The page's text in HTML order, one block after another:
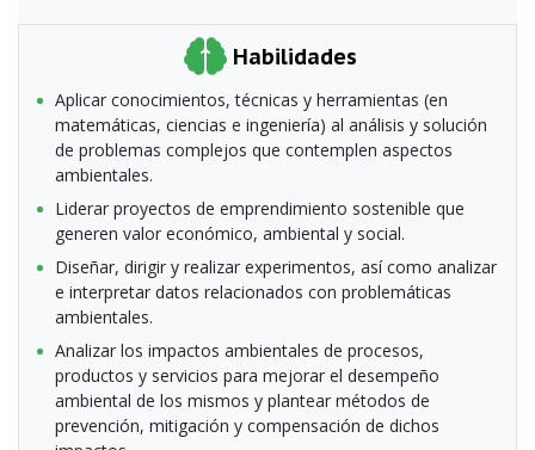
Habilidades
Aplicar conocimientos, técnicas y herramientas (en
matemáticas, ciencias e ingeniería) al análisis y solución
de problemas complejos que contemplen aspectos
ambientales.
Liderar proyectos de emprendimiento sostenible que
generen valor económico, ambiental y social.
Diseñar, dirigir y realizar experimentos, así como analizar
e interpretar datos relacionados con problemáticas
ambientales.
Analizar los impactos ambientales de procesos,
productos y servicios para mejorar el desempeño
ambiental de los mismos y plantear métodos de
prevención, mitigación y compensación de dichos